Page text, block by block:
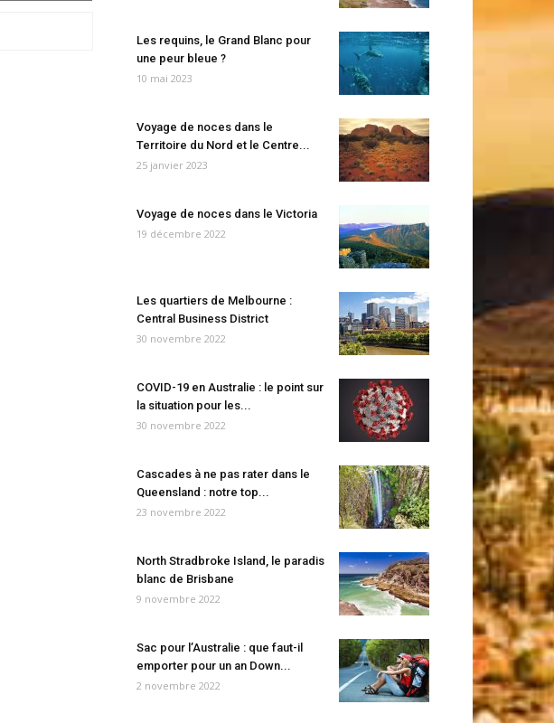
Les requins, le Grand Blanc pour
une peur bleue ?
10 mai 2023
Voyage de noces dans le
Territoire du Nord et le Centre...
25 janvier 2023
Voyage de noces dans le Victoria
19 décembre 2022
Les quartiers de Melbourne :
Central Business District
30 novembre 2022
COVID-19 en Australie : le point sur
la situation pour les...
30 novembre 2022
Cascades à ne pas rater dans le
Queensland : notre top...
23 novembre 2022
North Stradbroke Island, le paradis
blanc de Brisbane
9 novembre 2022
Sac pour l’Australie : que faut-il
emporter pour un an Down...
2 novembre 2022